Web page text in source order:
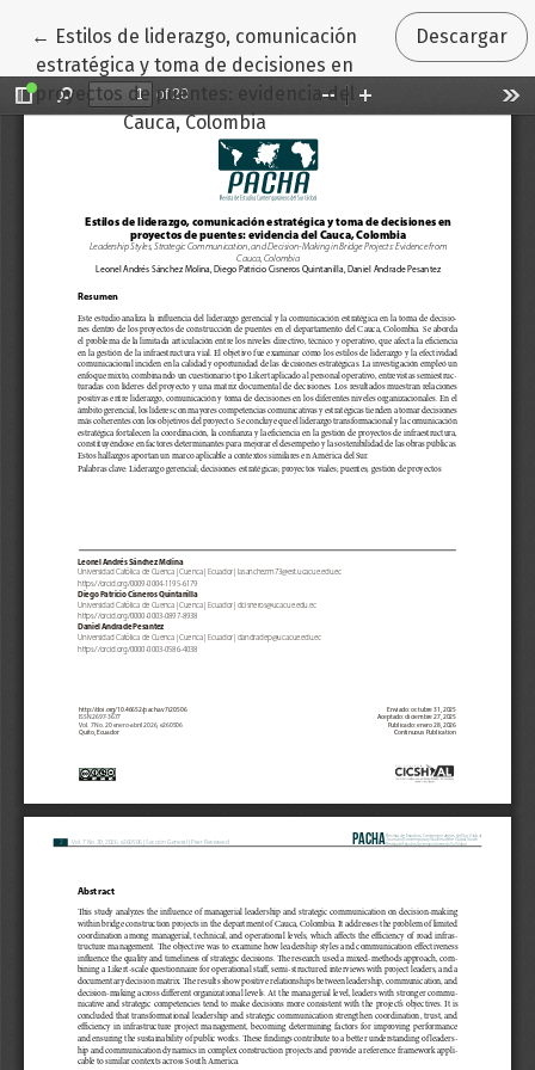
← Volver a los detalles del artículo
Estilos de liderazgo, comunicación
estratégica y toma de decisiones en
proyectos de puentes: evidencia del
Cauca, Colombia
Descargar